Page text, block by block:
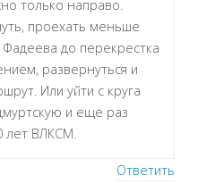
только направо.
проехать меньше
до перекрестка
развернуться и
Или уйти с круга
и еще раз
лет ВЛКСМ.
Ответить